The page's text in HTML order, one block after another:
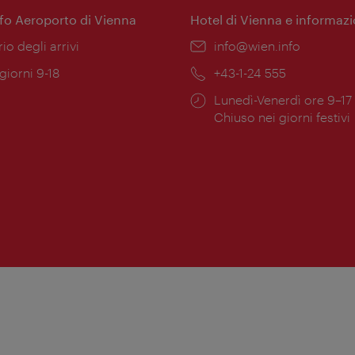
Aeroporto di Vienna
degli arrivi
9-18
Hotel di Vienna e
Email:
info@wien.info
Telefono:
+43-1-24 555
Orari
di
Lunedì-Venerdì ore 9–17
Chiuso nei giorni festivi